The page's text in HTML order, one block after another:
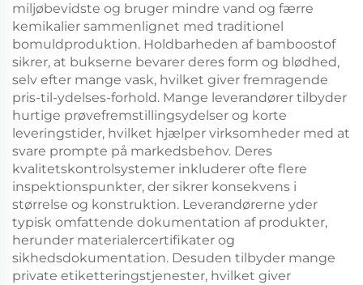
miljøbevidste og bruger mindre vand og færre
kemikalier sammenlignet med traditionel
bomuldproduktion. Holdbarheden af bamboostof
sikrer, at bukserne bevarer deres form og blødhed,
selv efter mange vask, hvilket giver fremragende
pris-til-ydelses-forhold. Mange leverandører tilbyder
hurtige prøvefremstillingsydelser og korte
leveringstider, hvilket hjælper virksomheder med at
svare prompte på markedsbehov. Deres
kvalitetskontrolsystemer inkluderer ofte flere
inspektionspunkter, der sikrer konsekvens i
størrelse og konstruktion. Leverandørerne yder
typisk omfattende dokumentation af produkter,
herunder materialercertifikater og
sikhedsdokumentation. Desuden tilbyder mange
private etiketteringstjenester, hvilket giver